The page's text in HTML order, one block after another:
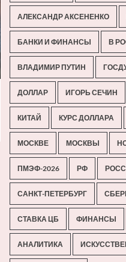
АЛЕКСАНДР АКСЕНЕНКО
БАНКИ И ФИНАНСЫ В
ВЛАДИМИР ПУТИН
ДОЛЛАР ИГОРЬ СЕЧИН
КИТАЙ КУРС ДОЛЛАРА
МОСКВЕ МОСКВЫ
ПМЭФ-2026 РФ
САНКТ-ПЕТЕРБУРГ
СТАВКА ЦБ ФИНАНСЫ
АНАЛИТИКА